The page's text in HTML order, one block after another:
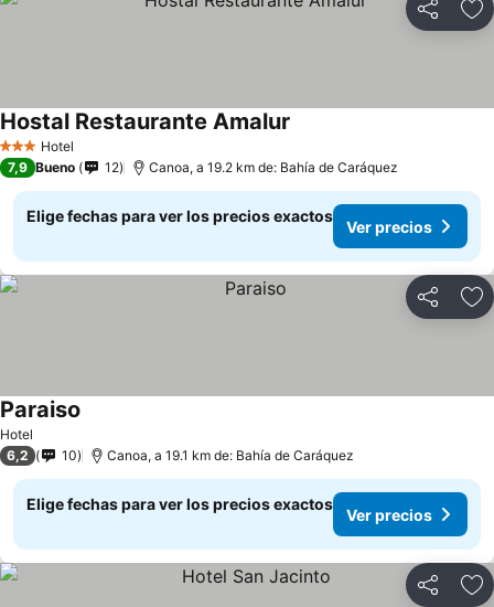
Compartir
3 Estrellas
Hotel
Hostal Restaurante Amalur
7,9 Bueno 12 Canoa, a 19.2 km de: Bahía de Caráquez
Elige fechas para ver los precios exactos
Ver precios
Compartir
Hotel
Paraiso
6,2 10 Canoa, a 19.1 km de: Bahía de Caráquez
Elige fechas para ver los precios exactos
Ver precios
Compartir